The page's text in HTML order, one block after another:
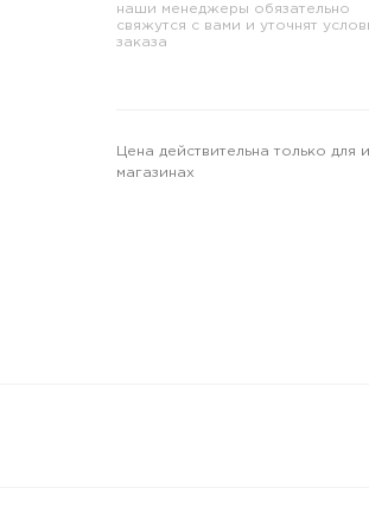
наши менеджеры обязательно
свяжутся с вами и уточнят
заказа
Цена действительна только
магазинах